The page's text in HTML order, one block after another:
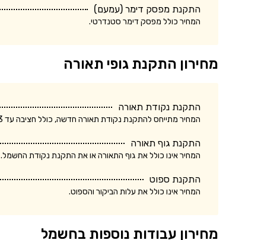
התקנת מפסק דימר (עמעם)
המחיר כולל מפסק דימר סטנדרטי.
מחירון התקנת גופי תאורה
התקנת נקודת תאורה
המחיר מתייחס להתקנת נקודת תאורה חדשה, כולל חציבה עד 3 מטר.
התקנת גוף תאורה
המחיר אינו כולל את גוף התאורה או את התקנת נקודת החשמל.
התקנת ספוט
המחיר אינו כולל את עלות הביקור והספוט.
מחירון עבודות נוספות בחשמל